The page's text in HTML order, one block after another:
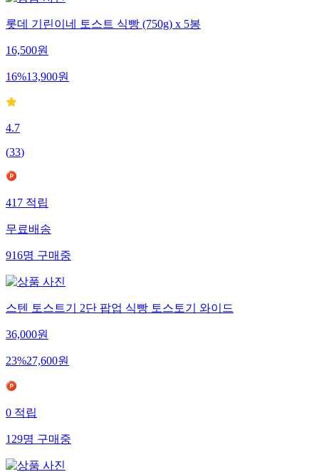
롯데 기린이네 토스트 식빵 (750g) x 5봉
16,500원
16%13,900원
4.7
(33)
417 적립
무료배송
916명 구매중
스텐 토스트기 2단 팝업 식빵 토스토기 와이드
36,000원
23%27,600원
0 적립
129명 구매중